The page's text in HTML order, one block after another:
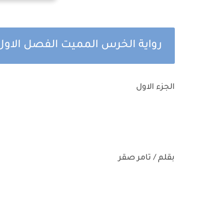
رواية الخرس المميت الفصل
الجزء الاول
بقلم / تامر صقر